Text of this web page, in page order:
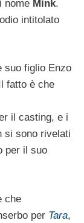
nome Mink.
intitolato
suo figlio Enzo
fatto è che
il casting, e i
si sono rivelati
per il suo
che
per Tara,